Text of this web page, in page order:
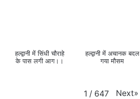
हल्द्वानी में सिंधी चौराहे
के पास लगी आग।।
हल्द्वानी में अचानक बदल
गया मौसम
1 / 647 Next»